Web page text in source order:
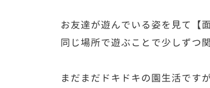
お友達が遊んでいる姿を見て【
同じ場所で遊ぶことで少しずつ
まだまだドキドキの園生活です